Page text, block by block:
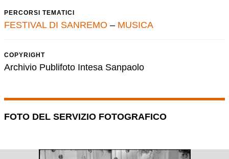
PERCORSI TEMATICI
FESTIVAL DI SANREMO – MUSICA
COPYRIGHT
Archivio Publifoto Intesa Sanpaolo
FOTO DEL SERVIZIO FOTOGRAFICO